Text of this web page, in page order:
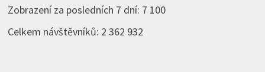
Zobrazení za posledních 7 dní: 7 100
Celkem návštěvníků: 2 362 932